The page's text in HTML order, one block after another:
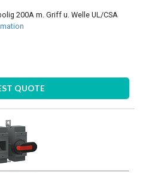
200A m. Griff u. Welle UL/CSA
QUOTE